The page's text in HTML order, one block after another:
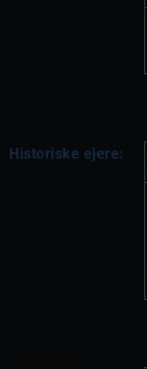
Historiske ejere: